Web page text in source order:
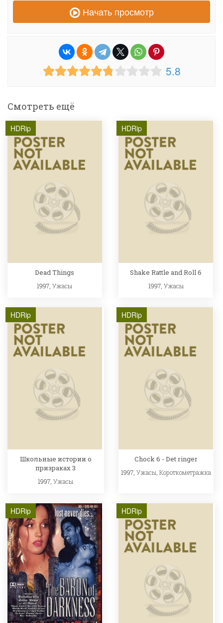
Начать просмотр
5.8
Смотреть ещё
HDRip
Dead Things
1997,Ужасы
HDRip
Shake Rattle and Roll 6
1997, Ужасы
HDRip
Школьные истории о
призраках 3
1997,Ужасы
HDRip
Chock 6 - Det ringer
1997,Ужасы,Короткометражка
HDRip HDRip